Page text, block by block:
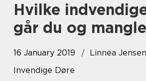
Hvilke indvendige døre
går du og
16 January 2019
Linnea Jensen
Invendige Døre